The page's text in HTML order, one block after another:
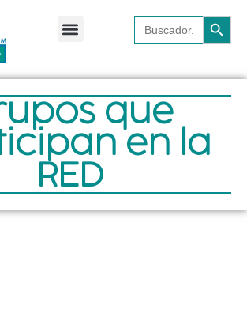
Buscar: Botón
que
en la
RED